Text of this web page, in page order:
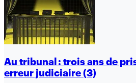
Au tribunal : trois ans de
erreur judiciaire (3)